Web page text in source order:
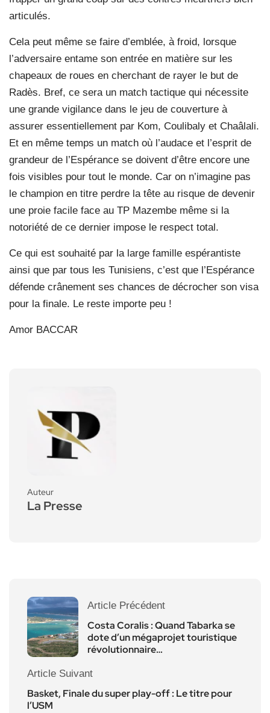
articulés.
Cela peut même se faire d’emblée, à froid, lorsque
l’adversaire entame son entrée en matière sur les
chapeaux de roues en cherchant de rayer le but de
Radès. Bref, ce sera un match tactique qui nécessite
une grande vigilance dans le jeu de couverture à
assurer essentiellement par Kom, Coulibaly et Chaâlali.
Et en même temps un match où l’audace et l’esprit de
grandeur de l’Espérance se doivent d’être encore une
fois visibles pour tout le monde. Car on n’imagine pas
le champion en titre perdre la tête au risque de devenir
une proie facile face au TP Mazembe même si la
notoriété de ce dernier impose le respect total.
Ce qui est souhaité par la large famille espérantiste
ainsi que par tous les Tunisiens, c’est que l’Espérance
défende crânement ses chances de décrocher son visa
pour la finale. Le reste importe peu !
Amor BACCAR
Auteur
La Presse
Article Précédent
Costa Coralis : Quand Tabarka se
dote d’un mégaprojet touristique
révolutionnaire…
Article Suivant
Basket, Finale du super play-off : Le titre pour
l’USM